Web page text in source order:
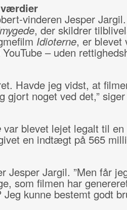
vinderen Jesper
, der skildrer
Idioterne, er blevet
– uden
Havde jeg vidst, at
gjort noget ved det,” siger
var blevet lejet legalt til en
en indtægt på 565
Jesper Jargil. ”Men får
som filmen har
kunne bestemt godt